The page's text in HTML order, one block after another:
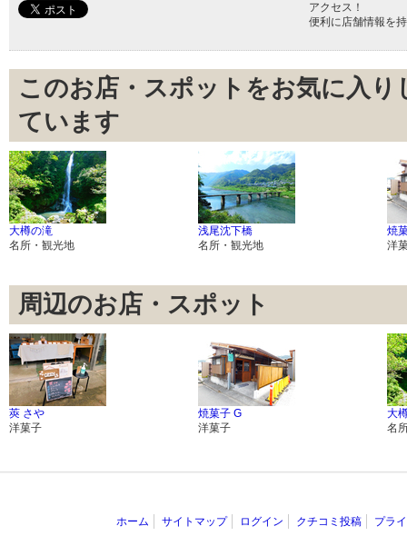
アクセス！
便利に店舗情報を
このお店・スポットをお気に入
ています
大樽の滝
名所・観光地
浅尾沈下橋
名所・観光地
焼
洋
周辺のお店・スポット
莢 さや
洋菓子
焼菓子 G
洋菓子
大
名
ホーム サイトマップ ログイン クチコミ投稿 プラ